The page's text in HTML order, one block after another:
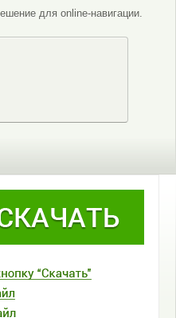
для online-навигации.